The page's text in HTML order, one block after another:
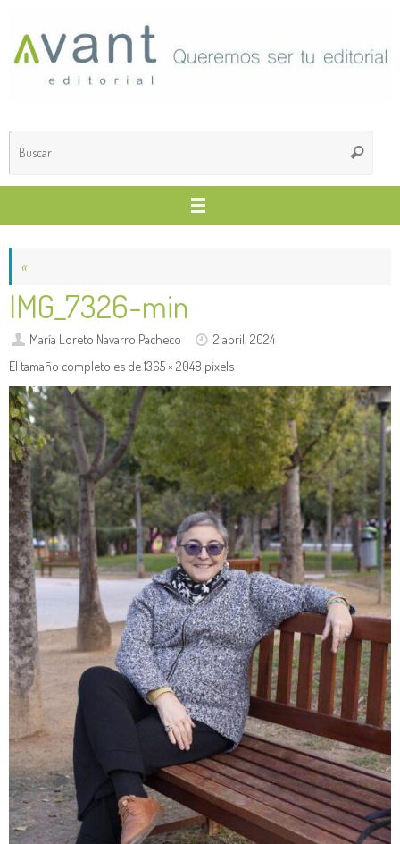
contenido
Buscar
«
IMG_7326-min
María Loreto Navarro Pacheco
2 abril, 2024
El tamaño completo es de1365 × 2048 pixels